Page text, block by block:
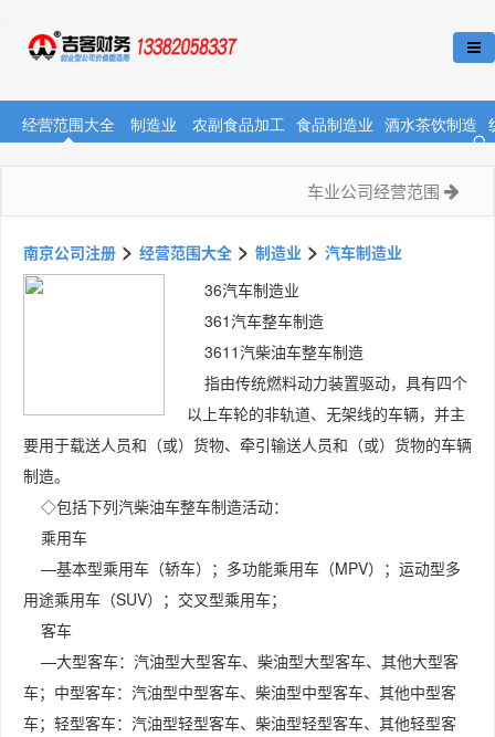
经营范围大全 制造业 农副食品加工 食品制造业 酒水茶饮制造
车业公司经营范围
南京公司注册 > 经营范围大全 > 制造业 > 汽车制造业
36汽车制造业
361汽车整车制造
3611汽柴油车整车制造
指由传统燃料动力装置驱动，具有四个
以上车轮的非轨道、无架线的车辆，并主
要用于载送人员和（或）货物、牵引输送人员和（或）货物的车辆
制造。
◇包括下列汽柴油车整车制造活动：
乘用车
—基本型乘用车（轿车）；多功能乘用车（MPV）；运动型多
用途乘用车（SUV）；交叉型乘用车；
客车
—大型客车：汽油型大型客车、柴油型大型客车、其他大型客
车；中型客车：汽油型中型客车、柴油型中型客车、其他中型客
车；轻型客车：汽油型轻型客车、柴油型轻型客车、其他轻型客